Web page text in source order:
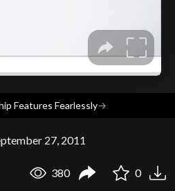
Features Fearlessly→
27, 2011
380 0